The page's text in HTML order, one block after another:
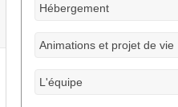
Hébergement
Animations et projet de vie
L'équipe